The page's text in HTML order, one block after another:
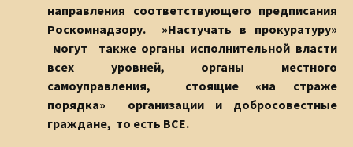
направления соответствующего предписания
Роскомнадзору. »Настучать в прокуратуру»
могут также органы исполнительной власти
всех уровней, органы местного
самоуправления, стоящие «на страже
порядка» организации и добросовестные
граждане, то есть ВСЕ.